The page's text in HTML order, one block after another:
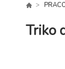
Triko